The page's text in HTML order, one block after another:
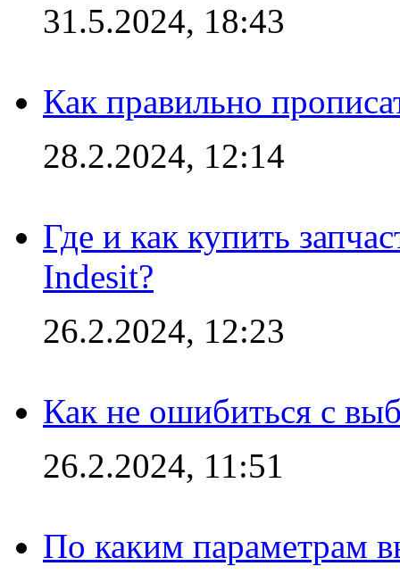
31.5.2024, 18:43
Как правильно
28.2.2024, 12:14
Где и как купить
Indesit?
26.2.2024, 12:23
Как не ошибиться с
26.2.2024, 11:51
По каким параметрам